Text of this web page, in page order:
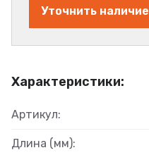
Характеристики:
Артикул:
Длина (мм):
Уточнить наличие